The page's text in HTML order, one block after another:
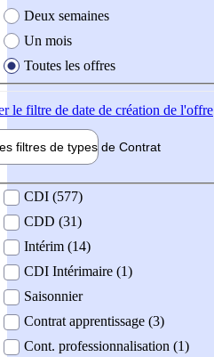
Deux semaines
Un mois
Toutes les offres
le filtre de date de création de l'offre
filtres de types de Contrat
contrat
CDI (577)
CDD (31)
Intérim (14)
CDI Intérimaire (1)
Saisonnier
Contrat apprentissage (3)
Cont. professionnalisation (1)